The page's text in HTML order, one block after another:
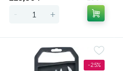
- +
-25%